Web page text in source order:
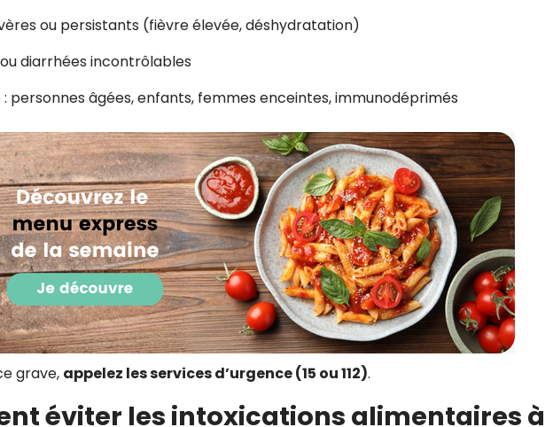
ou persistants (fièvre élevée, déshydratation)
diarrhées incontrôlables
: personnes âgées, enfants, femmes enceintes, immunodéprimés
grave, appelez les services d’urgence (15 ou 112).
éviter les intoxications alimentaires à